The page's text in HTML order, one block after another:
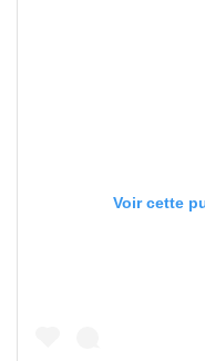
Voir cette